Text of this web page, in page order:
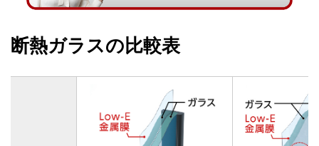
断熱ガラスの比較表